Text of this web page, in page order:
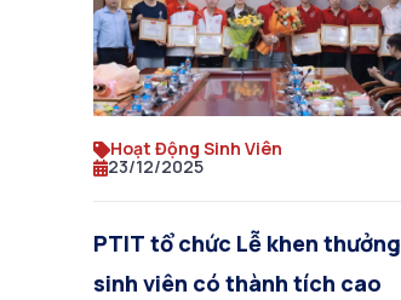
Hoạt Động Sinh Viên
23/12/2025
PTIT tổ chức Lễ khen thưởng
sinh viên có thành tích cao